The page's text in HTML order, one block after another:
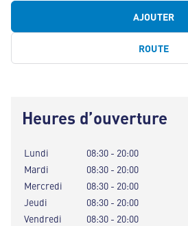
AJOUTER
ROUTE
Heures d’ouverture
Lundi
08:30 - 20:00
Mardi
08:30 - 20:00
Mercredi
08:30 - 20:00
Jeudi
08:30 - 20:00
Vendredi
08:30 - 20:00